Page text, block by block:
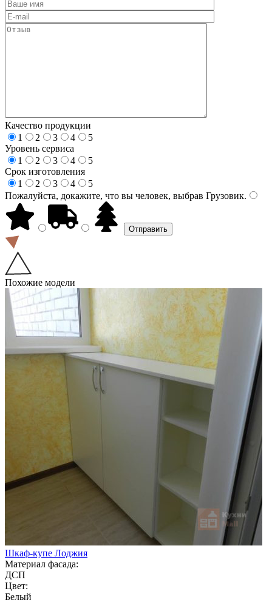
Качество продукции
1
2 3 4
5
Уровень сервиса
1
2 3 4
5
Срок изготовления
1
2 3 4
5
Пожалуйста, докажите, что вы человек, выбрав Грузовик.
Похожие модели
Шкаф-купе Лоджия
Материал фасада:
ДСП
Цвет:
Белый